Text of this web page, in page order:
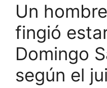
Un
fingió
Domingo
según el